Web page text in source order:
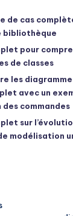
de cas
bibliothèque
pour
de classes
les
avec un
commandes
sur
modélisation